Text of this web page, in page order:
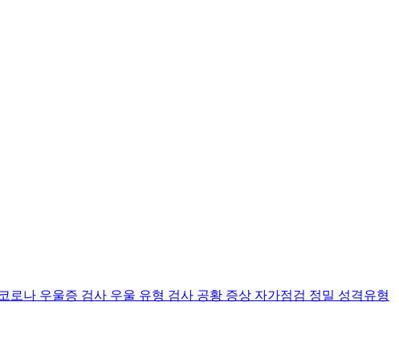
코로나 우울증 검사 우울 유형 검사 공황 증상 자가점검 정밀 성격유형